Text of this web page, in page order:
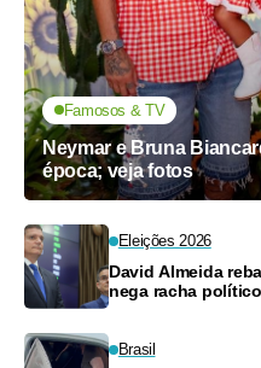
Famosos & TV
Neymar e Bruna
época; veja fotos
Eleições 2026
David Almeida
nega racha
Brasil